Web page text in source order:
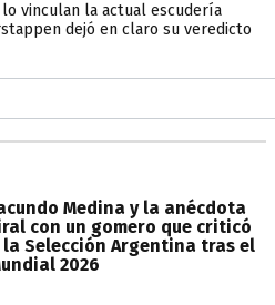
vinculan la actual escudería
dejó en claro su veredicto
Medina y la anécdota
con un gomero que criticó
la Selección Argentina tras el
2026